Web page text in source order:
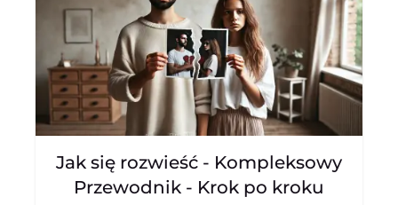
Jak się rozwieść - Kompleksowy
Przewodnik - Krok po kroku